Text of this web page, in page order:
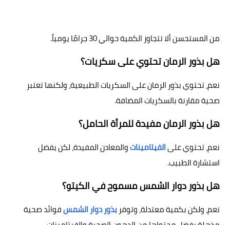
من المستحسن ألا تتجاوز الكمية حوالي 30 جرامًا يومياً.
هل بذور الرمان تحتوي على سكريات؟
نعم، تحتوي بذور الرمان على السكريات الطبيعية، ولكنها تعتبر
صحية مقارنة بالسكريات المضافة.
هل بذور الرمان مفيدة للمرأة الحامل؟
نعم، تحتوي علىالفيتاميناتوالمعادن المفيدة، لكن يفضل
استشارة الطبيب.
هل بذور دوار الشمس مسموح في الكيتو؟
نعم، ولكن بكمية معتدلة، وتوفر بذور دوار الشمسفوائد صحية